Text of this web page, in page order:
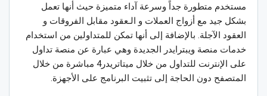
مستخدم متطورة جداً وسرعة آداء متميزة حيث أنها تعمل
بشكل جيد مع أزواج العملات و الـعقود مقابل الفروقات و
العقود الآجلة. بالإضافة إلى أنها تمكن للمتداولين من استخدام
خدمات منصة ويبترايدر الجديدة وهي عبارة عن منصة تداول
على الإنترنت للتداول من خلال ميتاتريدر4 مباشرة من خلال
المتصفح دون الحاجة إلى تثبيت البرنامج على الأجهزة.